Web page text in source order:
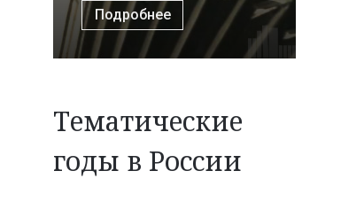
Подробнее
Тематические
годы в России